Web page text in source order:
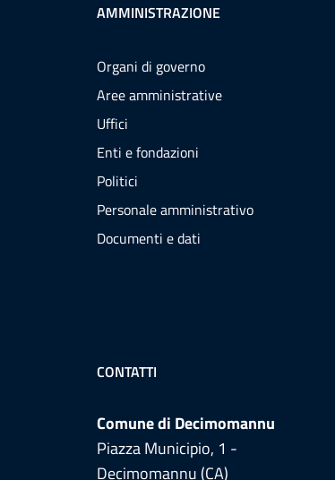
AMMINISTRAZIONE
Organi di governo
Aree amministrative
Uffici
Enti e fondazioni
Politici
Personale amministrativo
Documenti e dati
CONTATTI
Comune di Decimomannu
Piazza Municipio, 1 -
Decimomannu (CA)